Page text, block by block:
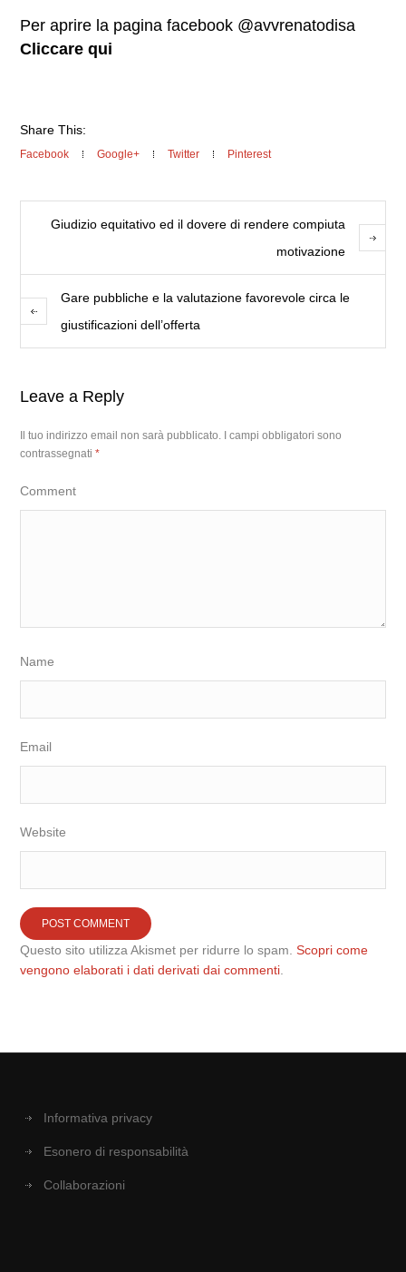
Per aprire la pagina facebook @avvrenatodisa
Cliccare qui
Share This:
Facebook Google+ Twitter Pinterest
Giudizio equitativo ed il dovere di rendere compiuta
motivazione
Gare pubbliche e la valutazione favorevole circa le
giustificazioni dell’offerta
Leave a Reply
Il tuo indirizzo email non sarà pubblicato.
I campi obbligatori sono
contrassegnati*
Comment
Name
Email
Website
Questo sito utilizza Akismet per ridurre lo spam.Scopri come
vengono elaborati i dati derivati dai commenti
Informativa privacy
Esonero di responsabilità
Collaborazioni